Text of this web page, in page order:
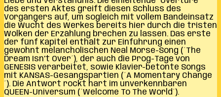
des ersten Aktes greift diesen Schluss des
Vorgängers auf, um sogleich mit vollem Bandeinsatz
die Wucht des Werkes bereits hier durch die tristen
Wolken der Erzählung brechen zu lassen. Das erste
der fünf Kapitel enthält zur Einführung einen
gewohnt melancholischen Neal Morse-Song (´The
Dream Isn’t Over´), der auch die Prog-Tage von
GENESIS verarbeitet, sowie Klavier-betonte Songs
mit KANSAS-Gesangspartien (´A Momentary Change
´). Die Antwort rockt hart im unverkennbaren
QUEEN-Universum (´Welcome To The World´).